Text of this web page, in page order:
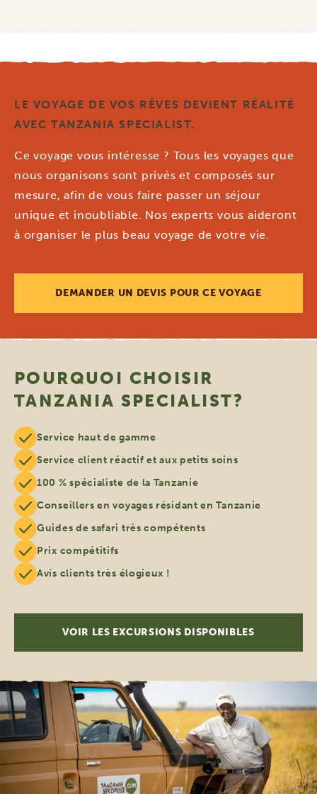
LE VOYAGE DE VOS RÊVES DEVIENT RÉALITÉ
AVEC TANZANIA SPECIALIST.
Ce voyage vous intéresse ? Tous les voyages que
nous organisons sont privés et composés sur
mesure, afin de vous faire passer un séjour
unique et inoubliable. Nos experts vous aideront
à organiser le plus beau voyage de votre vie.
DEMANDER UN DEVIS POUR CE VOYAGE
POURQUOI CHOISIR
TANZANIA SPECIALIST?
Service haut de gamme
Service client réactif et aux petits soins
100 % spécialiste de la Tanzanie
Conseillers en voyages résidant en Tanzanie
Guides de safari très compétents
Prix compétitifs
Avis clients très élogieux !
VOIR LES EXCURSIONS DISPONIBLES